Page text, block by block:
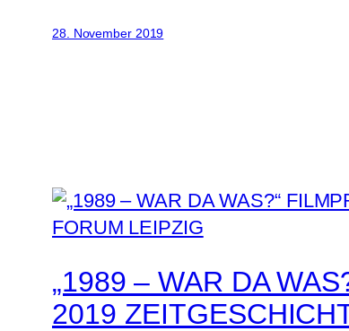
28. November 2019
„1989 – WAR DA
2019